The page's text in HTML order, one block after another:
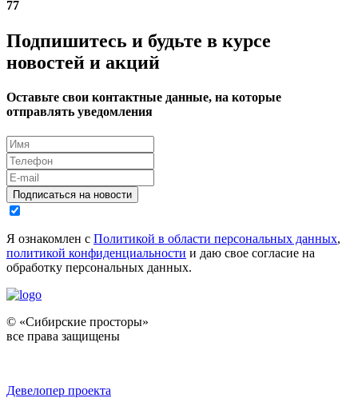
77
Подпишитесь и будьте в курсе
новостей и акций
Оставьте свои контактные данные, на которые
отправлять уведомления
Подписаться на новости
Я ознакомлен с Политикой в области персональных данных,
политикой конфиденциальности и даю свое согласие на
обработку персональных данных.
© «Сибирские просторы»
все права защищены
Девелопер проекта